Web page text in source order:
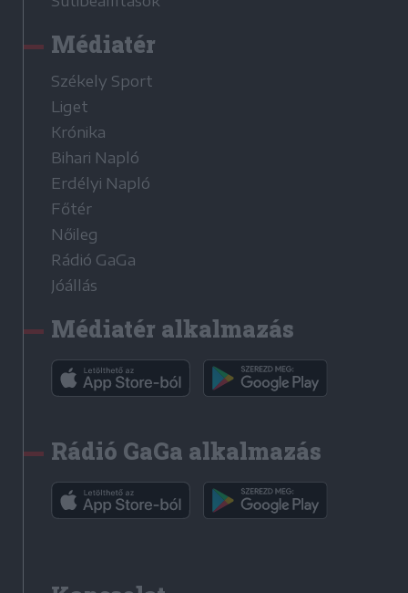
Médiatér
Székely Sport
Liget
Krónika
Bihari Napló
Erdélyi Napló
Főtér
Nőileg
Rádió GaGa
Jóállás
Médiatér alkalmazás
Rádió GaGa alkalmazás